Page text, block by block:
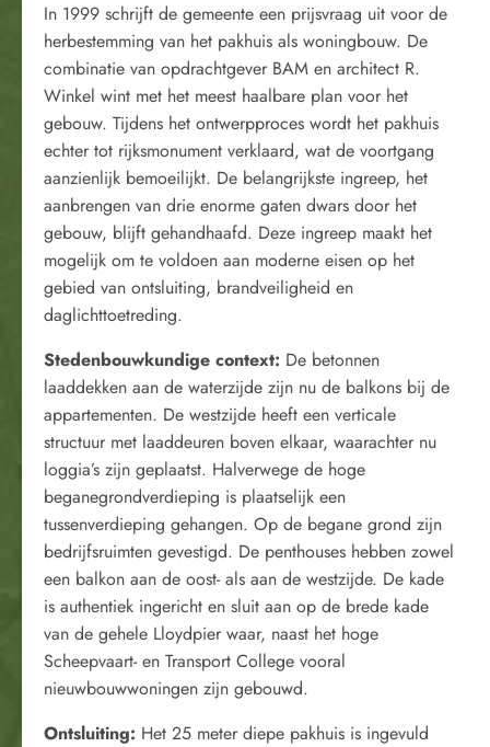
In 1999 schrijft de gemeente een prijsvraag uit voor de
herbestemming van het pakhuis als woningbouw. De
combinatie van opdrachtgever BAM en architect R.
Winkel wint met het meest haalbare plan voor het
gebouw. Tijdens het ontwerpproces wordt het pakhuis
echter tot rijksmonument verklaard, wat de voortgang
aanzienlijk bemoeilijkt. De belangrijkste ingreep, het
aanbrengen van drie enorme gaten dwars door het
gebouw, blijft gehandhaafd. Deze ingreep maakt het
mogelijk om te voldoen aan moderne eisen op het
gebied van ontsluiting, brandveiligheid en
daglichttoetreding.
Stedenbouwkundige context: De betonnen
laaddekken aan de waterzijde zijn nu de balkons bij de
appartementen. De westzijde heeft een verticale
structuur met laaddeuren boven elkaar, waarachter nu
loggia’s zijn geplaatst. Halverwege de hoge
beganegrondverdieping is plaatselijk een
tussenverdieping gehangen. Op de begane grond zijn
bedrijfsruimten gevestigd. De penthouses hebben zowel
een balkon aan de oost- als aan de westzijde. De kade
is authentiek ingericht en sluit aan op de brede kade
van de gehele Lloydpier waar, naast het hoge
Scheepvaart- en Transport College vooral
nieuwbouwwoningen zijn gebouwd.
Ontsluiting: Het 25 meter diepe pakhuis is ingevuld